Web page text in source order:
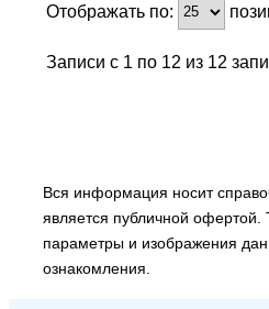
Отображать по:
Записи с 1 по 12 из 12
Вся информация носит
является публичной офертой.
параметры и изображения
ознакомления.